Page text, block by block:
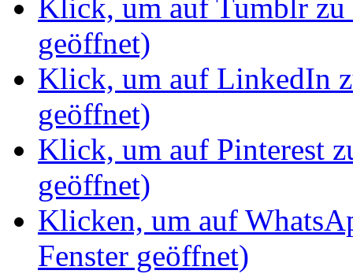
Klick, um auf Tumblr zu
geöffnet)
Klick, um auf LinkedIn
geöffnet)
Klick, um auf Pinterest
geöffnet)
Klicken, um auf
Fenster geöffnet)